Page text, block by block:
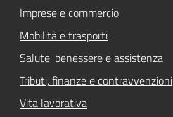
Imprese e commercio
Mobilità e trasporti
Salute, benessere e assistenza
Tributi, finanze e contravvenzioni
Vita lavorativa